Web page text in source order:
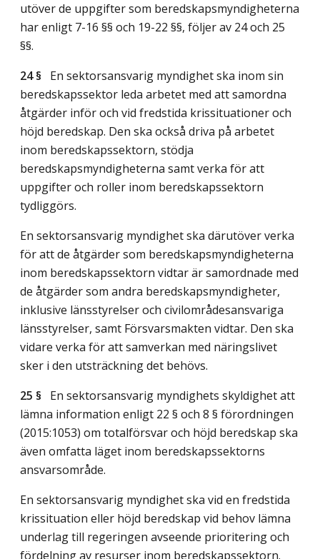
utöver de uppgifter som beredskapsmyndigheterna
har enligt 7-16 §§ och 19-22 §§, följer av 24 och 25
§§.
24 § En sektorsansvarig myndighet ska inom sin
beredskapssektor leda arbetet med att samordna
åtgärder inför och vid fredstida krissituationer och
höjd beredskap. Den ska också driva på arbetet
inom beredskapssektorn, stödja
beredskapsmyndigheterna samt verka för att
uppgifter och roller inom beredskapssektorn
tydliggörs.
En sektorsansvarig myndighet ska därutöver verka
för att de åtgärder som beredskapsmyndigheterna
inom beredskapssektorn vidtar är samordnade med
de åtgärder som andra beredskapsmyndigheter,
inklusive länsstyrelser och civilområdesansvariga
länsstyrelser, samt Försvarsmakten vidtar. Den ska
vidare verka för att samverkan med näringslivet
sker i den utsträckning det behövs.
25 § En sektorsansvarig myndighets skyldighet att
lämna information enligt 22 § och 8 § förordningen
(2015:1053) om totalförsvar och höjd beredskap ska
även omfatta läget inom beredskapssektorns
ansvarsområde.
En sektorsansvarig myndighet ska vid en fredstida
krissituation eller höjd beredskap vid behov lämna
underlag till regeringen avseende prioritering och
fördelning av resurser inom beredskapssektorn.